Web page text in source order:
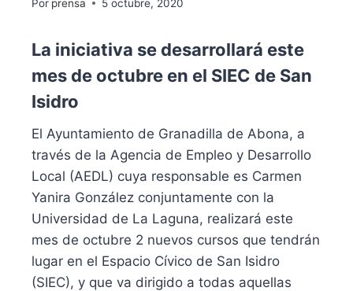
Por prensa 5 octubre, 2020
La iniciativa se desarrollará este
mes de octubre en el SIEC de San
Isidro
El Ayuntamiento de Granadilla de Abona, a
través de la Agencia de Empleo y Desarrollo
Local (AEDL) cuya responsable es Carmen
Yanira González conjuntamente con la
Universidad de La Laguna, realizará este
mes de octubre 2 nuevos cursos que tendrán
lugar en el Espacio Cívico de San Isidro
(SIEC), y que va dirigido a todas aquellas